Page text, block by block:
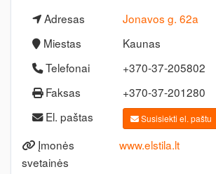
Adresas
Jonavos g. 62a
Miestas
Kaunas
Telefonai
+370-37-205802
Faksas
+370-37-201280
El. paštas
Susisiekti el. paštu
Įmonės
svetainės
www.elstila.lt